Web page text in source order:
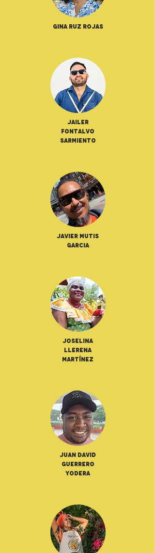
Gina Ruz Rojas
Jailer
Fontalvo
Sarmiento
Javier Mutis
Garcia
Joselina
Llerena
Martínez
Juan David
Guerrero
Yodera